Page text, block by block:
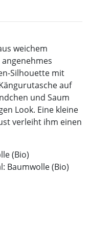
weichem
Silhouette mit
auf
und Saum
Look. Eine kleine
verleiht ihm einen
(Bio)
Baumwolle (Bio)